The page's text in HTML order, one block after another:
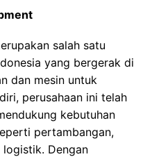
salah satu
yang bergerak di
dan mesin untuk
perusahaan ini telah
kebutuhan
pertambangan,
Dengan